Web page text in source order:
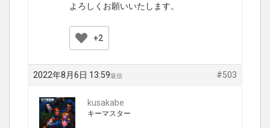
よろしくお願いいたします。
+2
2022年8月6日 13:59 #503
返信
kusakabe
キーマスター